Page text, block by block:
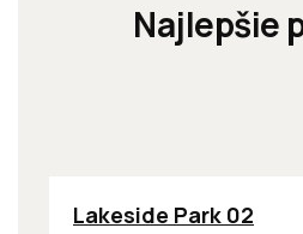
Najlepšie
ODPORÚČAME
Lakeside Park 02